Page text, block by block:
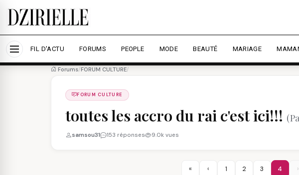
Nous utilisons des cookies pour améliorer votre expérience et mesurer
Accepter tout Personnaliser
FIL D'ACTU FORUMS PEOPLE MODE BEAUTÉ MARIAGE
Forums/FORUM CULTURE/
FORUM CULTURE
toutes les accro du rai c'est ici!!!
samsou31 153 réponses 9.0k vues
« ‹ 1 2 3 4 ›